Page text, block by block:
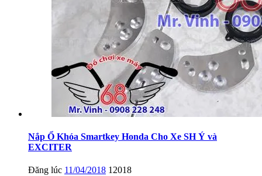
Nắp Ổ Khóa Smartkey Honda Cho Xe SH Ý và
EXCITER
Đăng lúc 11/04/2018 12018